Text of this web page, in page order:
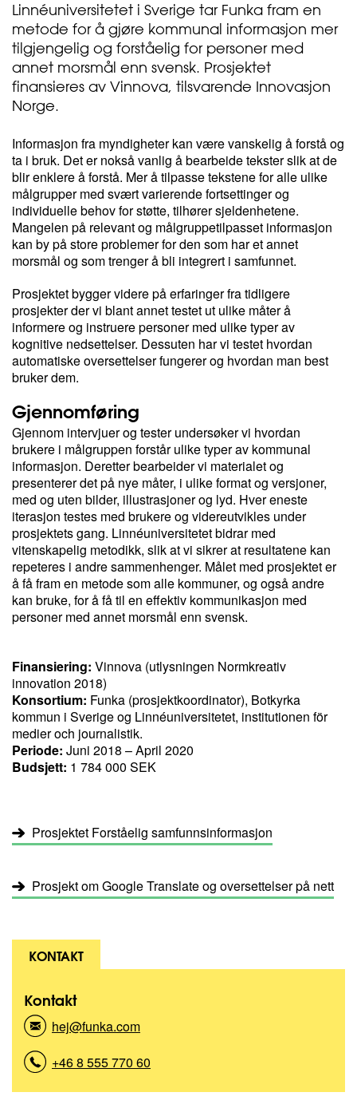
Linnéuniversitetet i Sverige tar Funka fram en
metode for å gjøre kommunal informasjon mer
tilgjengelig og forståelig for personer med
annet morsmål enn svensk. Prosjektet
finansieres av Vinnova, tilsvarende Innovasjon
Norge.
Informasjon fra myndigheter kan være vanskelig å forstå og
ta i bruk. Det er nokså vanlig å bearbeide tekster slik at de
blir enklere å forstå. Mer å tilpasse tekstene for alle ulike
målgrupper med svært varierende fortsettinger og
individuelle behov for støtte, tilhører sjeldenhetene.
Mangelen på relevant og målgruppetilpasset informasjon
kan by på store problemer for den som har et annet
morsmål og som trenger å bli integrert i samfunnet.
Prosjektet bygger videre på erfaringer fra tidligere
prosjekter der vi blant annet testet ut ulike måter å
informere og instruere personer med ulike typer av
kognitive nedsettelser. Dessuten har vi testet hvordan
automatiske oversettelser fungerer og hvordan man best
bruker dem.
Gjennomføring
Gjennom intervjuer og tester undersøker vi hvordan
brukere i målgruppen forstår ulike typer av kommunal
informasjon. Deretter bearbeider vi materialet og
presenterer det på nye måter, i ulike format og versjoner,
med og uten bilder, illustrasjoner og lyd. Hver eneste
iterasjon testes med brukere og videreutvikles under
prosjektets gang. Linnéuniversitetet bidrar med
vitenskapelig metodikk, slik at vi sikrer at resultatene kan
repeteres i andre sammenhenger. Målet med prosjektet er
å få fram en metode som alle kommuner, og også andre
kan bruke, for å få til en effektiv kommunikasjon med
personer med annet morsmål enn svensk.
Finansiering: Vinnova (utlysningen Normkreativ
innovation 2018)
Konsortium: Funka (prosjektkoordinator), Botkyrka
kommun i Sverige og Linnéuniversitetet, institutionen för
medier och journalistik.
Periode: Juni 2018 – April 2020
Budsjett: 1 784 000 SEK
Prosjektet Forståelig samfunnsinformasjon
Prosjekt om Google Translate og oversettelser på nett
KONTAKT
Kontakt
hej@funka.com
o
t
+46 8 555 770 60
o